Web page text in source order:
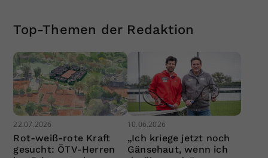
Top-Themen der Redaktion
22.07.2026
Rot-weiß-rote Kraft
gesucht: ÖTV-Herren
10.06.2026
„Ich kriege jetzt noch
Gänsehaut, wenn ich